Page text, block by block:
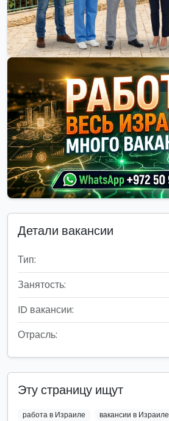
Детали вакансии
Тип:
Занятость:
ID вакансии:
Отрасль:
Эту страницу ищут
работа в Израиле
вакансии в Израиле